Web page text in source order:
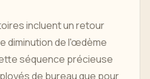
incluent un retour
diminution de l'œdème
séquence précieuse
de bureau que pour